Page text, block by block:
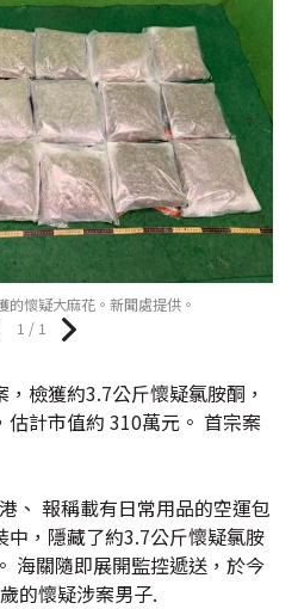
的懷疑大麻花。新聞處提供。
1 / 1
檢獲約3.7公斤懷疑氯胺酮，
計市值約 310萬元。 首宗案
、 報稱載有日常用品的空運包
，隱藏了約3.7公斤懷疑氯胺
海關隨即展開監控遞送，於今
的懷疑涉案男子.